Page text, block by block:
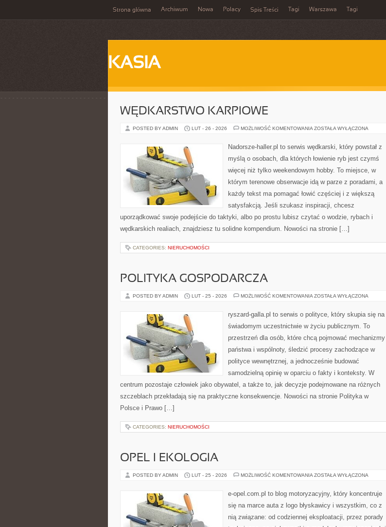
Strona główna Archiwum Nowa Polacy Spis Treści Tagi Warszawa Tagi
KASIA
WĘDKARSTWO KARPIOWE
POSTED BY ADMIN LUT - 26 - 2026 MOŻLIWOŚĆ KOMENTOWANIA WĘDKARSTWO
ZOSTAŁA WYŁĄCZONA
Nadorsze-haller.pl to serwis wędkarski, który powstał z
myślą o osobach, dla których łowienie ryb jest czymś
więcej niż tylko weekendowym hobby. To miejsce, w
którym terenowe obserwacje idą w parze z poradami, a
każdy tekst ma pomagać łowić częściej i z większą
satysfakcją. Jeśli szukasz inspiracji, chcesz
uporządkować swoje podejście do taktyki, albo po prostu lubisz czytać o wodzie, rybach i
wędkarskich realiach, znajdziesz tu solidne kompendium. Nowości na stronie […]
CATEGORIES: NIERUCHOMOŚCI
POLITYKA GOSPODARCZA
POSTED BY ADMIN LUT - 25 - 2026 MOŻLIWOŚĆ KOMENTOWANIA POLITYKA
ZOSTAŁA WYŁĄCZONA
ryszard-galla.pl to serwis o polityce, który skupia się na
świadomym uczestnictwie w życiu publicznym. To
przestrzeń dla osób, które chcą pojmować mechanizmy
państwa i wspólnoty, śledzić procesy zachodzące w
polityce wewnętrznej, a jednocześnie budować
samodzielną opinię w oparciu o fakty i konteksty. W
centrum pozostaje człowiek jako obywatel, a także to, jak decyzje podejmowane na różnych
szczeblach przekładają się na praktyczne konsekwencje. Nowości na stronie Polityka w
Polsce i Prawo […]
CATEGORIES: NIERUCHOMOŚCI
OPEL I EKOLOGIA
POSTED BY ADMIN LUT - 25 - 2026 MOŻLIWOŚĆ KOMENTOWANIA OPEL
ZOSTAŁA WYŁĄCZONA
e-opel.com.pl to blog motoryzacyjny, który koncentruje
się na marce auta z logo błyskawicy i wszystkim, co z
nią związane: od codziennej eksploatacji, przez porady